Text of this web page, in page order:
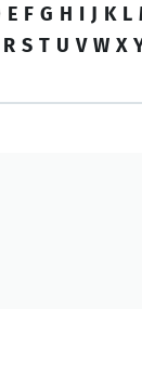
E F G H I J K L
R S T U V W X